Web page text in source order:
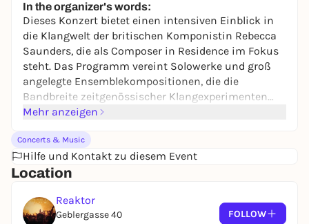
In the organizer's words:
Dieses Konzert bietet einen intensiven Einblick in
die Klangwelt der britischen Komponistin Rebecca
Saunders, die als Composer in Residence im Fokus
steht. Das Programm vereint Solowerke und groß
angelegte Ensemblekompositionen, die die
Bandbreite zeitgenössischer Klangexperimenten
ausloten. Das Webern Ensemble New Music (WENM)
sich aus Studierenden der Master-Programme für
Neue Musik und Instrumentalstudien zusammen.
Seit Oktober 2024 steht das Ensemble unter der
zeitgenössische Musik an der mdw tätig ist. Mit
dieser Leitung verbindet sich eine Fortführung der
Mehr anzeigen
Concerts & Music
Hilfe und Kontakt zu diesem Event
Location
Reaktor
Geblergasse 40
FOLLOW